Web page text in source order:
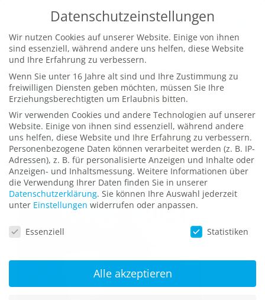
springen
Datenschutzeinstellungen
Wir nutzen Cookies auf unserer Website. Einige von ihnen
sind essenziell, während andere uns helfen, diese Website
und Ihre Erfahrung zu verbessern.
Wenn Sie unter 16 Jahre alt sind und Ihre Zustimmung zu
freiwilligen Diensten geben möchten, müssen Sie Ihre
Erziehungsberechtigten um Erlaubnis bitten.
Wir verwenden Cookies und andere Technologien auf unserer
Website. Einige von ihnen sind essenziell, während andere
uns helfen, diese Website und Ihre Erfahrung zu verbessern.
Personenbezogene Daten können verarbeitet werden (z. B. IP-
Adressen), z. B. für personalisierte Anzeigen und Inhalte oder
Anzeigen- und Inhaltsmessung. Weitere Informationen über
die Verwendung Ihrer Daten finden Sie in unserer
Datenschutzerklärung. Sie können Ihre Auswahl jederzeit
unter Einstellungen widerrufen oder anpassen.
Datenschutzeinstellungen
Essenziell Statistiken
Alle akzeptieren